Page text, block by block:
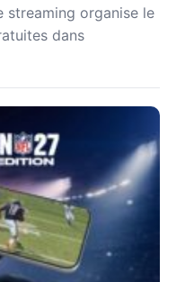
streaming organise le
dans